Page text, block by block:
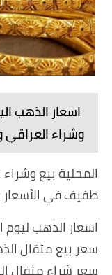
اسعار الذهب
وشراء العراقي
المحلية بيع
طفيف في الأسعار
اسعار الذهب ليوم الاربعاء
سعر بيع مثقال الذهب